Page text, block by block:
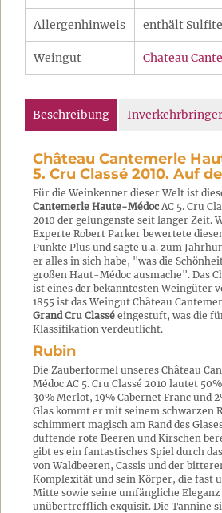
Allergenhinweis enthält Sulfite
Weingut Chateau
Beschreibung Inverkehrbringer
Château Cantemerle
5. Cru Classé 2010. Auf
Für die Weinkenner dieser Welt ist
Cantemerle Haute-Médoc AC 5. Cru
2010 der gelungenste seit langer Zeit.
Experte Robert Parker bewertete
Punkte Plus und sagte u.a. zum
er alles in sich habe, "was die
großen Haut-Médoc ausmache". Das
ist eines der bekanntesten Weingüter
1855 ist das Weingut Château
Grand Cru Classé eingestuft, was die
Klassifikation verdeutlicht.
Rubin
Die Zauberformel unseres Château
Médoc AC 5. Cru Classé 2010 lautet
30% Merlot, 19% Cabernet Franc und
Glas kommt er mit seinem schwarzen
schimmert magisch am Rand des
duftende rote Beeren und Kirschen
gibt es ein fantastisches Spiel durch
von Waldbeeren, Cassis und der
Komplexität und sein Körper, die fast
Mitte sowie seine umfängliche
unübertrefflich exquisit. Die Tannine